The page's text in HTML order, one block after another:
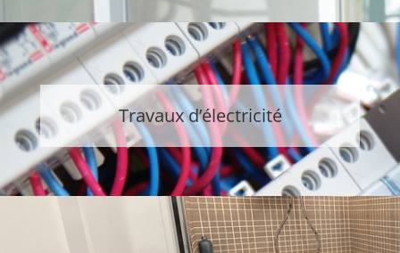
Travaux d’électricité